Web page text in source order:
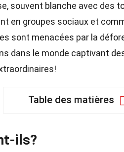
souvent blanche avec des
en groupes sociaux et
sont menacées par la
dans le monde captivant
Table des matières
ils?